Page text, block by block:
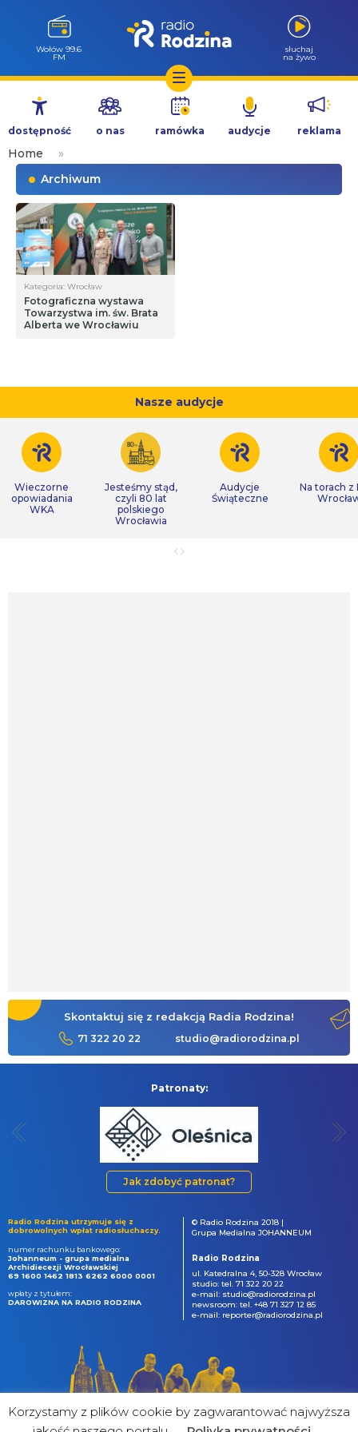
Przejdź
treści
Wołów 99.6
FM
słuchaj
na żywo
dostępność o nas ramówka audycje reklama
Home
»
Archiwum
Kategoria: Wrocław
Fotograficzna wystawa
Towarzystwa im. św. Brata
Alberta we Wrocławiu
Nasze audycje
Wieczorne
opowiadania
WKA
Jesteśmy stąd,
czyli 80 lat
polskiego
Wrocławia
Audycje
Świąteczne
Na torach z
Skontaktuj się z redakcją Radia Rodzina!
71 322 20 22 studio@radiorodzina.pl
Patronaty:
Jak zdobyć patronat?
Radio Rodzina utrzymuje się z
dobrowolnych wpłat radiosłuchaczy.
numer rachunku bankowego:
Johanneum - grupa medialna
Archidiecezji Wrocławskiej
69 1600 1462 1813 6262 6000 0001
wpłaty z tytułem:
DAROWIZNA NA RADIO RODZINA
© Radio Rodzina 2018 |
Grupa Medialna JOHANNEUM
Radio Rodzina
ul. Katedralna 4, 50-328 Wrocław
studio: tel. 71 322 20 22
e-mail: studio@radiorodzina.pl
newsroom: tel. +48 71 327 12 85
e-mail: reporter@radiorodzina.pl
Korzystamy z plików cookie by zagwarantować najwyższa